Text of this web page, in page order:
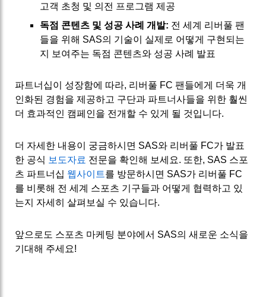
고객 초청 및 의전 프로그램 제공
독점 콘텐츠 및 성공 사례 개발: 전 세계 리버풀 팬
들을 위해 SAS의 기술이 실제로 어떻게 구현되는
지 보여주는 독점 콘텐츠와 성공 사례 발표
파트너십이 성장함에 따라, 리버풀 FC 팬들에게 더욱 개
인화된 경험을 제공하고 구단과 파트너사들을 위한 훨씬
더 효과적인 캠페인을 전개할 수 있게 될 것입니다.
더 자세한 내용이 궁금하시면 SAS와 리버풀 FC가 발표
한 공식 보도자료 전문을 확인해 보세요. 또한, SAS 스포
츠 파트너십 웹사이트를 방문하시면 SAS가 리버풀 FC
를 비롯해 전 세계 스포츠 기구들과 어떻게 협력하고 있
는지 자세히 살펴보실 수 있습니다.
앞으로도 스포츠 마케팅 분야에서 SAS의 새로운 소식을
기대해 주세요!